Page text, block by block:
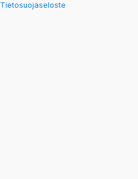
Tietosuojaseloste